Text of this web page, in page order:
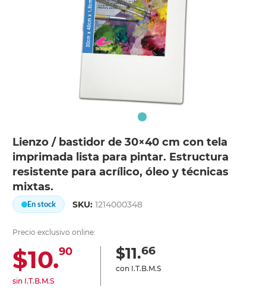
Lienzo / bastidor de 30×40 cm con tela
imprimada lista para pintar. Estructura
resistente para acrílico, óleo y técnicas
mixtas.
En stock SKU:1214000348
Precio exclusivo online:
$10.90
sin I.T.B.M.S
$11.66
con I.T.B.M.S